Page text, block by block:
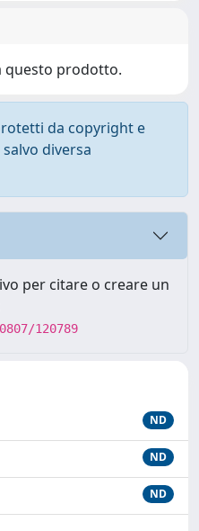
questo prodotto.
da copyright e
diversa
per citare o creare un
120789
ND
ND
ND